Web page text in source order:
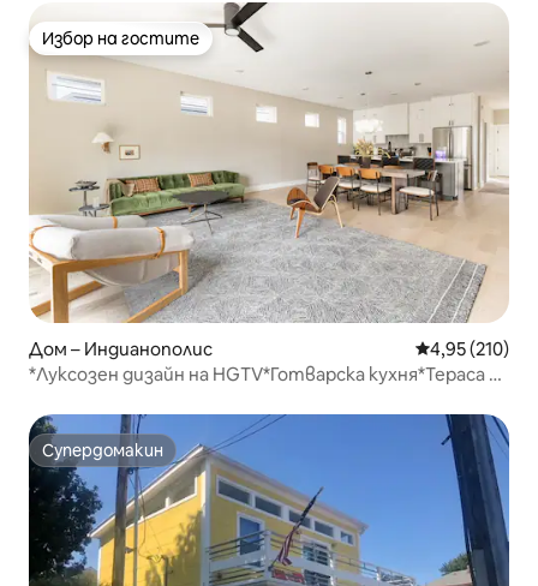
Избор на гостите
Избор на гостите
Дом – Индианополис Средна
4,95 (210)
*Луксозен дизайн на HGTV*Готварска кухня*Тераса на
Супердомакин
Супердомакин